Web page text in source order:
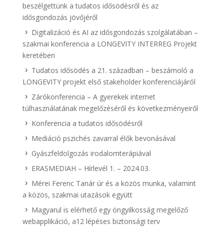
beszélgettünk a tudatos idősödésről és az
idősgondozás jövőjéről
Digitalizáció és AI az idősgondozás szolgálatában –
szakmai konferencia a LONGEVITY INTERREG Projekt
keretében
Tudatos idősödés a 21. században – beszámoló a
LONGEVITY projekt első stakeholder konferenciájáról
Zárókonferencia – A gyerekek internet
túlhasználatának megelőzéséről és következményeiről
Konferencia a tudatos idősödésről
Mediáció pszichés zavarral élők bevonásával
Gyászfeldolgozás irodalomterápiával
ERASMEDIAH – Hírlevél 1. – 2024.03.
Mérei Ferenc Tanár úr és a közös munka, valamint
a közös, szakmai utazások együtt
Magyarul is elérhető egy öngyilkosság megelőző
webapplikáció, a12 lépéses biztonsági terv